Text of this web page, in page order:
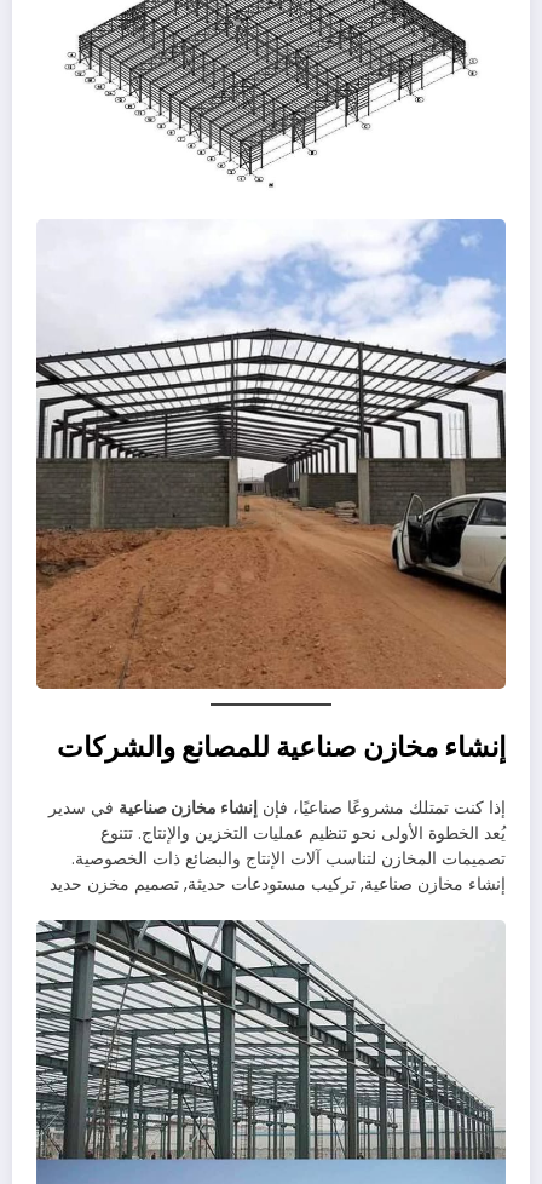
إنشاء مخازن صناعية للمصانع والشركات
إذا كنت تمتلك مشروعًا صناعيًا، فإن إنشاء مخازن صناعية في سدير
يُعد الخطوة الأولى نحو تنظيم عمليات التخزين والإنتاج. تتنوع
تصميمات المخازن لتناسب آلات الإنتاج والبضائع ذات الخصوصية.
إنشاء مخازن صناعية, تركيب مستودعات حديثة, تصميم مخزن حديد